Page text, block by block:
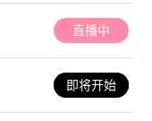
直播中
即将开始